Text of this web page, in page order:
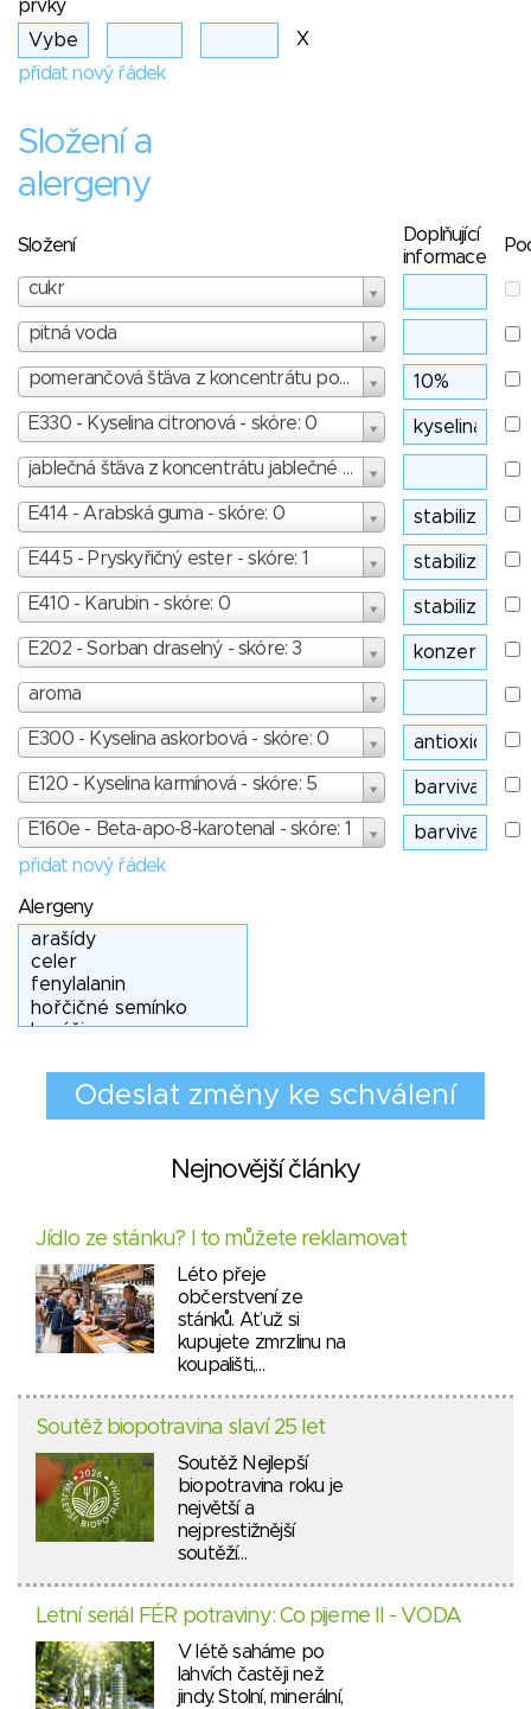
prvky
X
přidat nový řádek
Složení a
alergeny
Složení
Doplňující
informace
cukr
pitná voda
pomerančová šťáva z koncentrátu pomerančové šťávy
E330 - Kyselina citronová - skóre: 0
jablečná šťáva z koncentrátu jablečné šťávy
E414 - Arabská guma - skóre: 0
E445 - Pryskyřičný ester - skóre: 1
E410 - Karubin - skóre: 0
E202 - Sorban draselný - skóre: 3
aroma
E300 - Kyselina askorbová - skóre: 0
E120 - Kyselina karmínová - skóre: 5
E160e - Beta-apo-8-karotenal - skóre: 1
přidat nový řádek
Alergeny
Nejnovější články
Jídlo ze stánku? I to můžete reklamovat
Léto přeje
občerstvení ze
stánků. Ať už si
kupujete zmrzlinu na
koupališti,…
Soutěž biopotravina slaví 25 let
Soutěž Nejlepší
biopotravina roku je
největší a
nejprestižnější
soutěží…
Letní seriál FÉR potraviny: Co pijeme II - VODA
V létě saháme po
lahvích častěji než
jindy. Stolní, minerální,